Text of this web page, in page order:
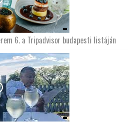
6. a Tripadvisor budapesti listáján